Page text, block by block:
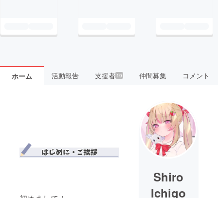
ホーム 活動報告 支援者 19 仲間募集 コメント
Shiro
Ichigo